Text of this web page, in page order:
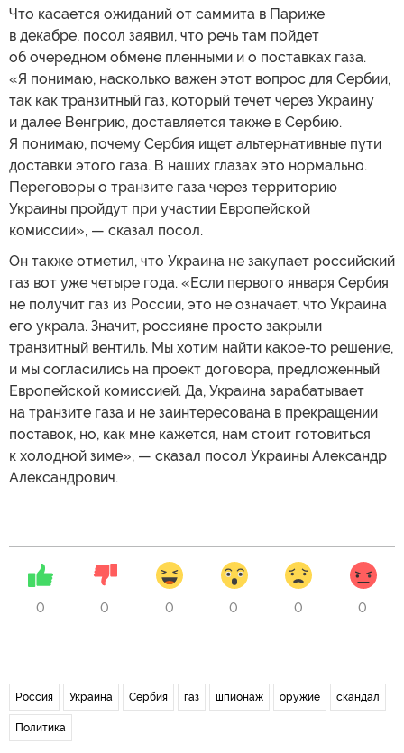
Что касается ожиданий от саммита в Париже
в декабре, посол заявил, что речь там пойдет
об очередном обмене пленными и о поставках газа.
«Я понимаю, насколько важен этот вопрос для Сербии,
так как транзитный газ, который течет через Украину
и далее Венгрию, доставляется также в Сербию.
Я понимаю, почему Сербия ищет альтернативные пути
доставки этого газа. В наших глазах это нормально.
Переговоры о транзите газа через территорию
Украины пройдут при участии Европейской
комиссии», — сказал посол.
Он также отметил, что Украина не закупает российский
газ вот уже четыре года. «Если первого января Сербия
не получит газ из России, это не означает, что Украина
его украла. Значит, россияне просто закрыли
транзитный вентиль. Мы хотим найти какое-то решение,
и мы согласились на проект договора, предложенный
Европейской комиссией. Да, Украина зарабатывает
на транзите газа и не заинтересована в прекращении
поставок, но, как мне кажется, нам стоит готовиться
к холодной зиме», — сказал посол Украины Александр
Александрович.
0 0 0 0 0 0
Россия Украина Сербия газ шпионаж оружие скандал
Политика